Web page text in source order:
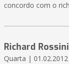
concordo com o
Richard Rossini
Quarta |